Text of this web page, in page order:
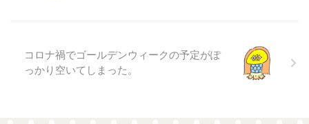
コロナ禍でゴールデンウィークの予定がぽ
っかり空いてしまった。